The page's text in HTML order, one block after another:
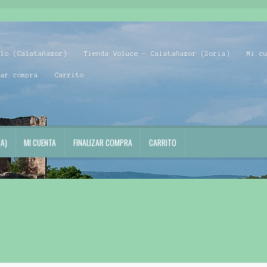
(Calatañazor) Tienda Voluce – Calatañazor (Soria) Mi
compra Carrito
MI CUENTA FINALIZAR COMPRA CARRITO